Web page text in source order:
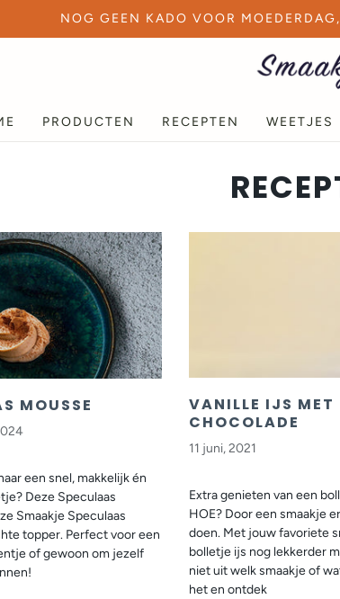
NOG GEEN KADO VOOR
PRODUCTEN RECEPTEN WEETJES
MOUSSE
een snel, makkelijk én
Deze Speculaas
Smaakje Speculaas
topper. Perfect voor een
of gewoon om jezelf
VANILLE IJS MET
CHOCOLADE
11 juni, 2021
Extra genieten van een
HOE? Door een smaakje
doen. Met jouw favoriete
bolletje ijs nog lekkerder
niet uit welk smaakje of
het en ontdek